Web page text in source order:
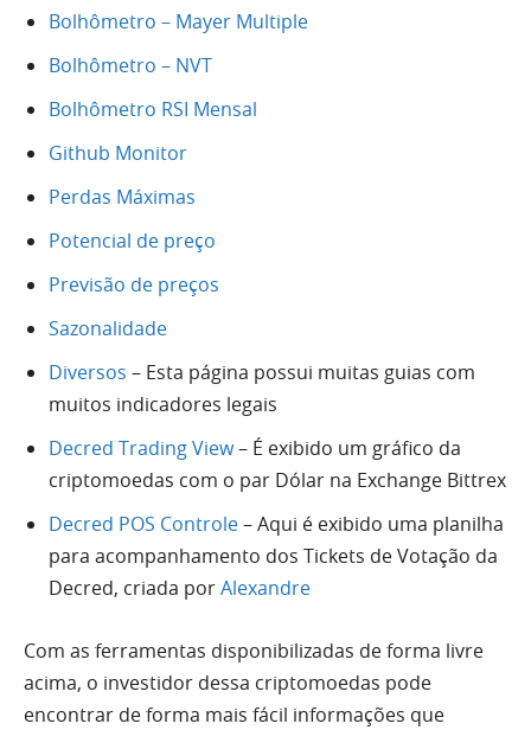
Bolhômetro – Mayer Multiple
Bolhômetro – NVT
Bolhômetro RSI Mensal
Github Monitor
Perdas Máximas
Potencial de preço
Previsão de preços
Sazonalidade
Diversos – Esta página possui muitas guias com
muitos indicadores legais
Decred Trading View– É exibido um gráfico da
criptomoedas com o par Dólar na Exchange Bittrex
Decred POS Controle– Aqui é exibido uma planilha
para acompanhamento dos Tickets de Votação da
Decred, criada porAlexandre
Com as ferramentas disponibilizadas de forma livre
acima, o investidor dessa criptomoedas pode
encontrar de forma mais fácil informações que